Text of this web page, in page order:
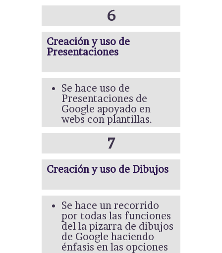
6
Creación y uso de
Presentaciones
Se hace uso de
Presentaciones de
Google apoyado en
webs con plantillas.
7
Creación y uso de Dibujos
Se hace un recorrido
por todas las funciones
del la pizarra de dibujos
de Google haciendo
énfasis en las opciones